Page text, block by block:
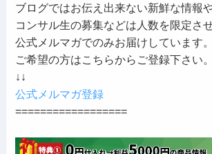
ブログではお伝え出来ない新鮮な情報や
コンサル生の募集などは人数を限定さ
公式メルマガでのみお届けしています。
ご希望の方はこちらからご登録下さい。
↓↓
公式メルマガ登録
==================